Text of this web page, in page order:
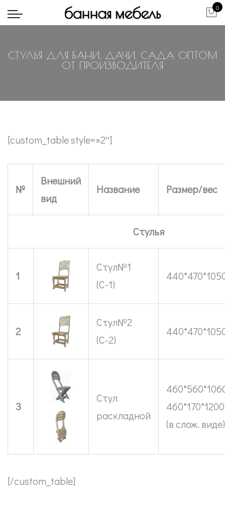
0
СТУЛЬЯ ДЛЯ БАНИ, ДАЧИ, САДА ОПТОМ
ОТ ПРОИЗВОДИТЕЛЯ
[custom_table style=»2″]
№
Внешний
вид
Название Размер/вес
Стулья
1
Стул№1
(С-1)
2
Стул№2
(С-2)
3
Стул
раскладной
(в слож. виде)
[/custom_table]